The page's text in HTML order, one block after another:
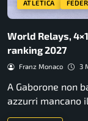
ATLETICA
World Relays,
ranking 2027
Franz Monaco 3
A Gaborone non
azzurri mancano